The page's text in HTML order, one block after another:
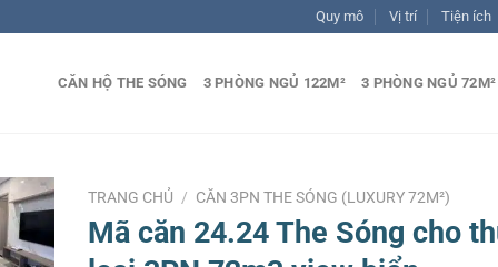
Quy mô Vị trí Tiện ích
CĂN HỘ THE SÓNG 3 PHÒNG NGỦ 122M² 3 PHÒNG NGỦ 72M²
TRANG CHỦ / CĂN 3PN THE SÓNG (LUXURY 72M²)
Mã căn 24.24 The Sóng cho